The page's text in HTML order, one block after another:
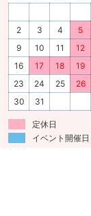
2
3 4 5
9
10 11 12
16
17 18 19
23
24 25 26
30
31
定休日
イベント開催日